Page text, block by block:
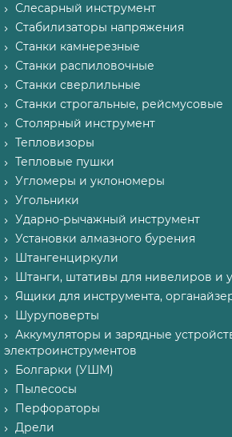
Слесарный инструмент
Стабилизаторы напряжения
Станки камнерезные
Станки распиловочные
Станки сверлильные
Станки строгальные, рейсмусовые
Столярный инструмент
Тепловизоры
Тепловые пушки
Угломеры и уклономеры
Угольники
Ударно-рычажный инструмент
Установки алмазного бурения
Штангенциркули
Штанги, штативы для нивелиров и
Ящики для инструмента,
Шуруповерты
Аккумуляторы и зарядные
электроинструментов
Болгарки (УШМ)
Пылесосы
Перфораторы
Дрели